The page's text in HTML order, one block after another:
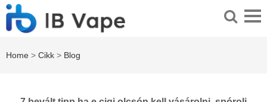
Home > Cikk > Blog